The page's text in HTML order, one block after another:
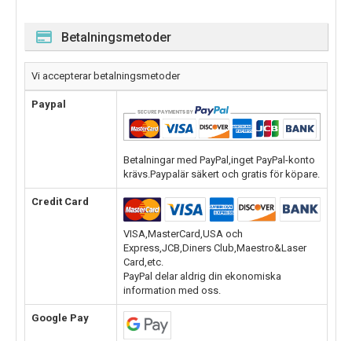
Betalningsmetoder
Vi accepterar betalningsmetoder
Paypal
Betalningar med PayPal,inget PayPal-konto
krävs.Paypalär säkert och gratis för köpare.
Credit Card
VISA,MasterCard,USA och
Express,JCB,Diners Club,Maestro&Laser
Card,etc.
PayPal delar aldrig din ekonomiska
information med oss.
Google Pay